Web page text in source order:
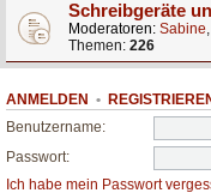
Schreibgeräte
Moderatoren: Sabine,
Themen: 226
ANMELDEN •
Benutzername:
Passwort:
Ich habe mein Passwort